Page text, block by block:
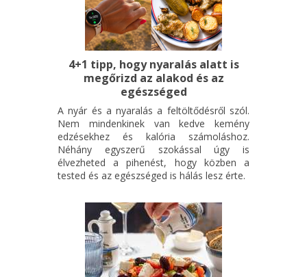
4+1 tipp, hogy nyaralás alatt is
megőrizd az alakod és az
egészséged
A nyár és a nyaralás a feltöltődésről szól.
Nem mindenkinek van kedve kemény
edzésekhez és kalória számoláshoz.
Néhány egyszerű szokással úgy is
élvezheted a pihenést, hogy közben a
tested és az egészséged is hálás lesz érte.